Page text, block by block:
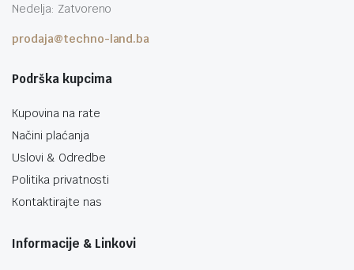
Nedelja: Zatvoreno
prodaja@techno-land.ba
Podrška kupcima
Kupovina na rate
Načini plaćanja
Uslovi & Odredbe
Politika privatnosti
Kontaktirajte nas
Informacije & Linkovi